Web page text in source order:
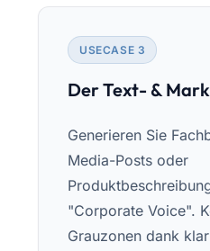
USECASE 3
Der Text- &
Generieren Sie
Media-Posts oder
"Corporate Voice".
Grauzonen dank